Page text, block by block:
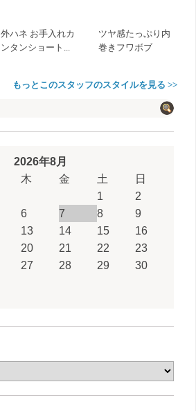
外ハネ お手入れカ
ンタンショート...
ツヤ感たっぷり内
巻きフワボブ
もっとこのスタッフのスタイルを見る >>
2026年8月
木 金 土 日
1
2
6 7 8
9
13 14 15
16
20 21 22
23
27 28 29
30